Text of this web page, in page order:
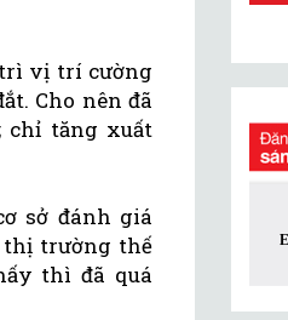
vị trí cường
Cho nên đã
chỉ tăng xuất
sở đánh giá
trường thế
thì đã quá